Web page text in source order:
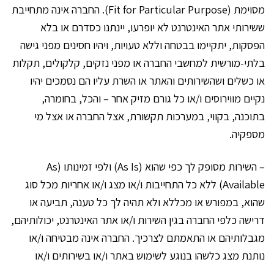
מסוימת (Fit for Particular Purpose). החברה אינה מתחייבת
ששירותי אתר האינטרנט לא יופרעו, יינתנו כסדרם או בלא
הפסקות, יתקיימו בבטחה וללא טעויות, ויהיו חסינים מפני גישה
בלתי-מורשית למחשבי החברה או מפני נזקים, קלקולים, תקלות
או כשלים ושהשירותים והאתר או השרת עליו הם נסמכים יהיו
נקיים מווירוסים ו/או כל גורם מזיק אחר – והכל, בחומרה,
בתוכנה, בקווי, במערכות תקשורת, אצל החברה או אצל מי
מספקיה.
– השירות מסופק לך כפי שהוא (As Is) ולפי זמינותו (As
Available) ללא כל התחייבות ו/או מצג ו/או אחריות מכל סוג
שהוא, במפורש או מכללא ולא תהיה לך כל טענה, תביעה או
דרישה כלפי החברה בגין השירות ו/או אתר האינטרנט, יכולותיהם,
מגבלותיהם או התאמתם לצרכיך. החברה אינה מבטיחה ו/או
נותנת מצג כלשהו בנוגע לשימוש באתר ו/או בשירותים ו/או